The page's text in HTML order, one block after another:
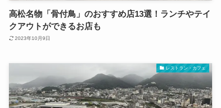
高松名物「骨付鳥」のおすすめ店13選！ランチやテイ
クアウトができるお店も
2023年10月9日
レストラン・カフェ